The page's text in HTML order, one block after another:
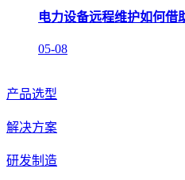
电力设备远程维护如何借
05-08
产品选型
解决方案
研发制造